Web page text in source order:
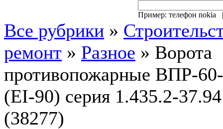
Пример: телефон
Все рубрики »
ремонт » Разное » Ворота
противопожарные ВПР-
(EI-90) серия 1.435.2-37.94
(38277)